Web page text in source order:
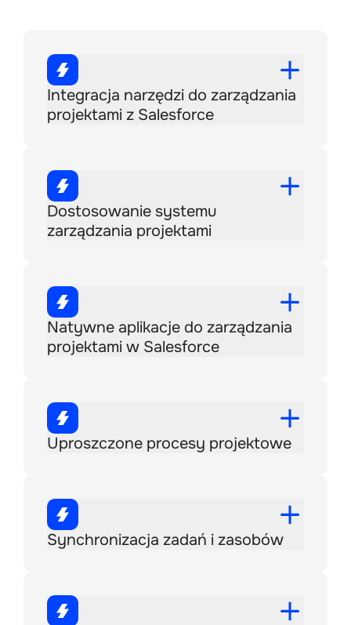
Integracja narzędzi do zarządzania
projektami z Salesforce
Dostosowanie systemu
zarządzania projektami
Natywne aplikacje do zarządzania
projektami w Salesforce
Uproszczone procesy projektowe
Synchronizacja zadań i zasobów